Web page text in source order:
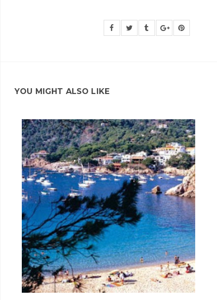
YOU MIGHT ALSO LIKE